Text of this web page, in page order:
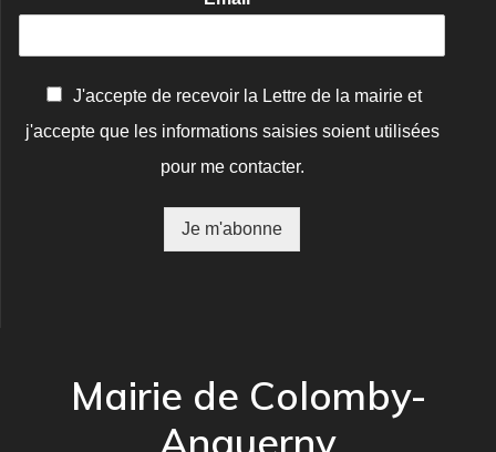
n
J'accepte de recevoir la Lettre de la mairie et
j'accepte que les informations saisies soient utilisées
pour me contacter.
Je m'abonne
Mairie de Colomby-
Anguerny